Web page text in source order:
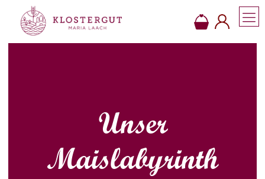
Unser
Maislabyrinth